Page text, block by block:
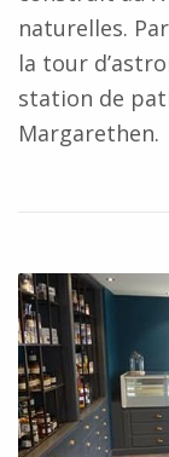
naturelles.
la tour
station de
Margarethen.